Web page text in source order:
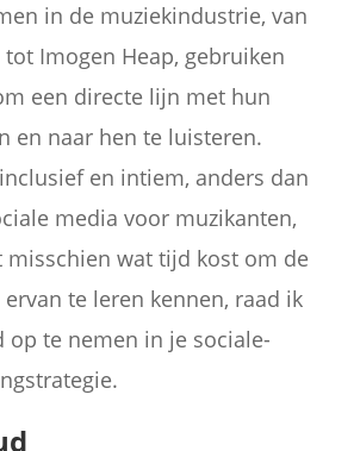
in de muziekindustrie, van
tot Imogen Heap, gebruiken
een directe lijn met hun
en naar hen te luisteren.
en intiem, anders dan
media voor muzikanten,
misschien wat tijd kost om de
te leren kennen, raad ik
op te nemen in je sociale-